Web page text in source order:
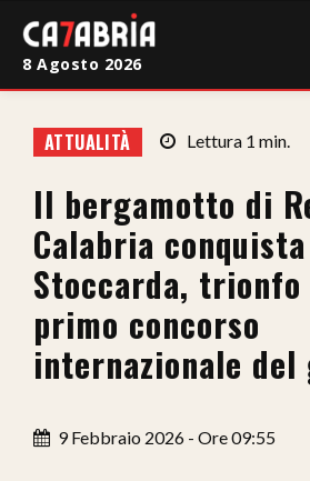
Cronaca
Giudiziaria
Politica
Sport
Attualità
8 Agosto 2026
ATTUALITÀ Lettura 1 min.
Il bergamotto di
Calabria conquista
Stoccarda,
primo concorso
internazionale del
9 Febbraio 2026 - Ore 09:55